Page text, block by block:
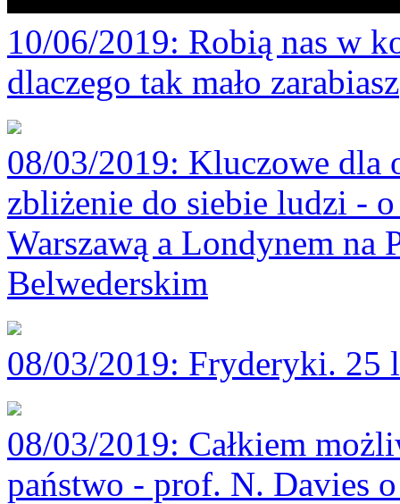
10/06/2019: Robią nas w
dlaczego tak mało zarabiasz
08/03/2019: Kluczowe dla
zbliżenie do siebie ludzi -
Warszawą a Londynem
Belwederskim
08/03/2019: Fryderyki. 25
08/03/2019: Całkiem
państwo - prof. N. Davies